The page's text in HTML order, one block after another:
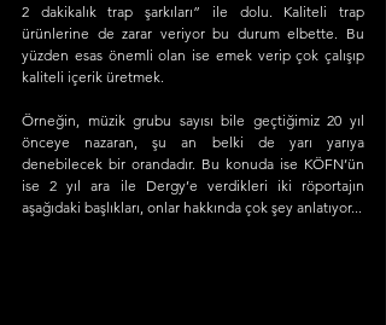
2 dakikalık trap şarkıları” ile dolu. Kaliteli trap
ürünlerine de zarar veriyor bu durum elbette. Bu
yüzden esas önemli olan ise emek verip çok çalışıp
kaliteli içerik üretmek.
Örneğin, müzik grubu sayısı bile geçtiğimiz 20 yıl
önceye nazaran, şu an belki de yarı yarıya
denebilecek bir orandadır. Bu konuda ise KÖFN’ün
ise 2 yıl ara ile Dergy’e verdikleri iki röportajın
aşağıdaki başlıkları, onlar hakkında çok şey anlatıyor...